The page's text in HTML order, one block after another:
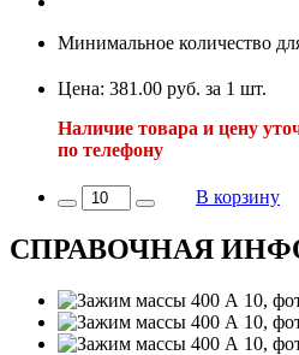
Минимальное количество
Цена: 381.00 руб. за 1 шт.
Наличие товара и цену
по телефону
В корзину
СПРАВОЧНАЯ